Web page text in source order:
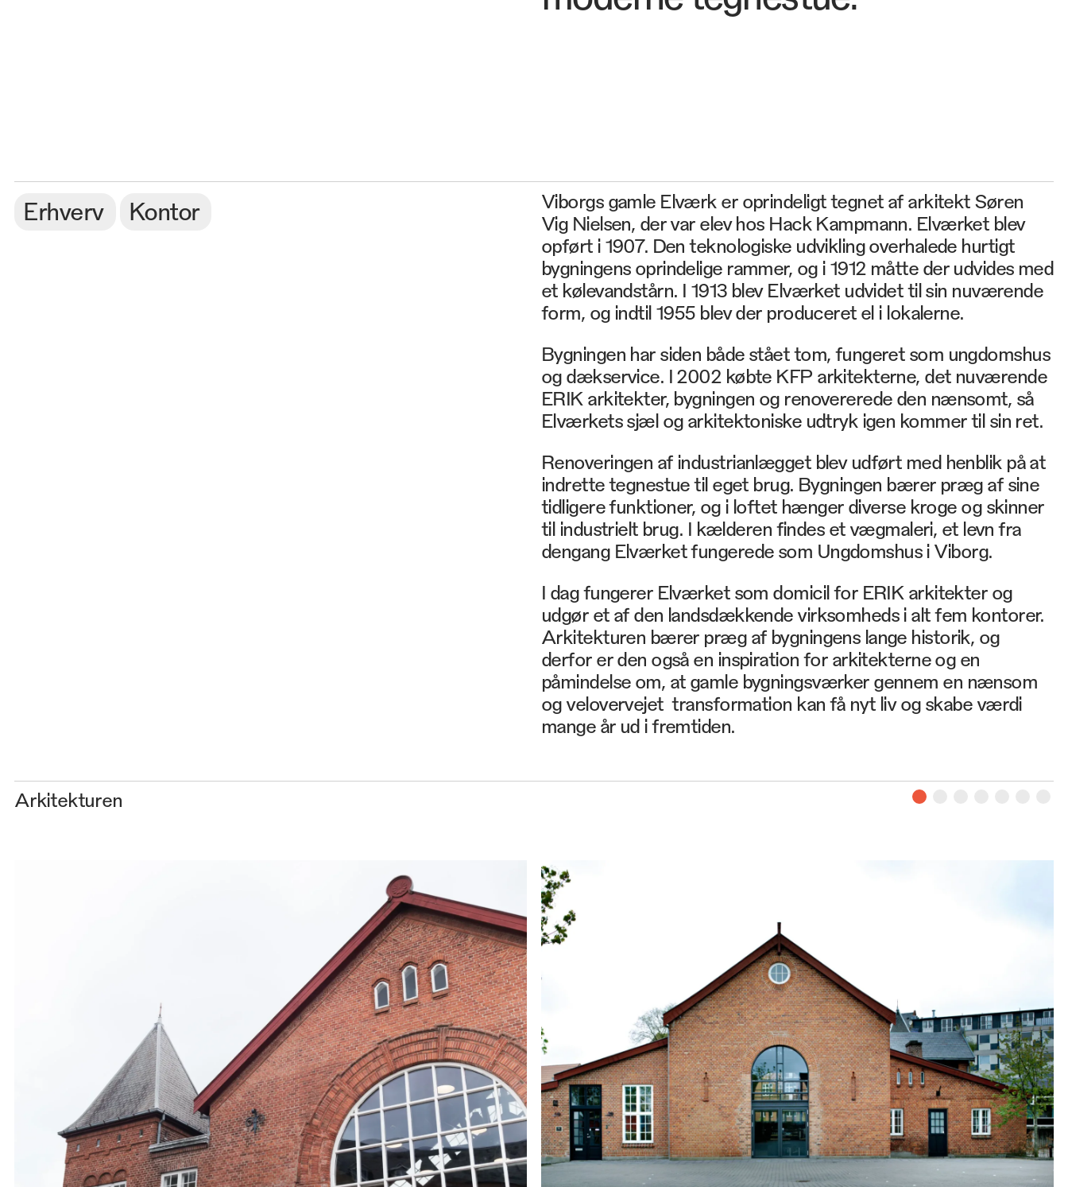
Erhverv Kontor
Viborgs gamle Elværk er oprindeligt tegnet af arkitekt Søren
Vig Nielsen, der var elev hos Hack Kampmann. Elværket blev
opført i 1907. Den teknologiske udvikling overhalede hurtigt
bygningens oprindelige rammer, og i 1912 måtte der udvides med
et kølevandstårn. I 1913 blev Elværket udvidet til sin nuværende
form, og indtil 1955 blev der produceret el i lokalerne.
Bygningen har siden både stået tom, fungeret som ungdomshus
og dækservice. I 2002 købte KFP arkitekterne, det nuværende
ERIK arkitekter, bygningen og renovererede den nænsomt, så
Elværkets sjæl og arkitektoniske udtryk igen kommer til sin ret.
Renoveringen af industrianlægget blev udført med henblik på at
indrette tegnestue til eget brug. Bygningen bærer præg af sine
tidligere funktioner, og i loftet hænger diverse kroge og skinner
til industrielt brug. I kælderen findes et vægmaleri, et levn fra
dengang Elværket fungerede som Ungdomshus i Viborg.
I dag fungerer Elværket som domicil for ERIK arkitekter og
udgør et af den landsdækkende virksomheds i alt fem kontorer.
Arkitekturen bærer præg af bygningens lange historik, og
derfor er den også en inspiration for arkitekterne og en
påmindelse om, at gamle bygningsværker gennem en nænsom
og velovervejet transformation kan få nyt liv og skabe værdi
mange år ud i fremtiden.
Arkitekturen